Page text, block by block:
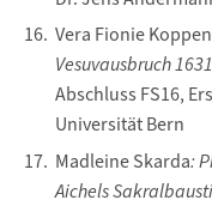
Vera Fionie
Vesuvausbruch
Abschluss FS16,
Universität Bern
Madleine Skarda:
Aichels